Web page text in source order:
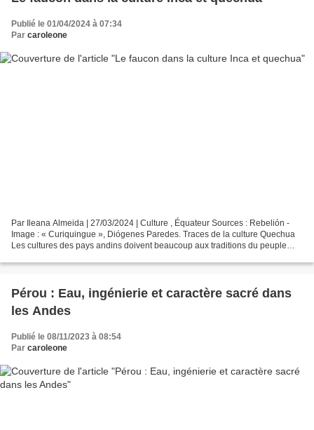
Publié le 01/04/2024 à 07:34
Par caroleone
Par Ileana Almeida | 27/03/2024 | Culture , Équateur Sources : Rebelión -
Image : « Curiquingue », Diógenes Paredes. Traces de la culture Quechua
Les cultures des pays andins doivent beaucoup aux traditions du peuple
Pérou : Eau, ingénierie et caractère sacré dans
les Andes
Publié le 08/11/2023 à 08:54
Par caroleone